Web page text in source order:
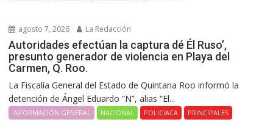
agosto 7, 2026 La Redacción
Autoridades efectúan la captura dé Él Ruso’,
presunto generador de violencia en Playa del
Carmen, Q. Roo.
La Fiscalía General del Estado de Quintana Roo informó la
detención de Ángel Eduardo “N”, alias “El...
INFORMACIÓN GENERAL NACIONAL POLICIACA PRINCIPALES